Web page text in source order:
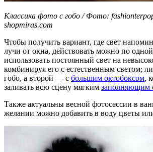
Классика фото с гобо / Фото:
shopmiras.com
Чтобы получить вариант, где свет
лучи от окна, действовать можно по
использовать постоянный свет на
комбинируя его с естественным светом;
гобо, а второй — с большим октобоксом,
заливать всю сцену мягким заполняющим
Также актуальны весной фотосессии в
желании можно добавить в воду цветы